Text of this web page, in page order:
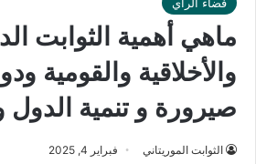
ماهي أهمية الثوابت
والأخلاقية والقومية
صيرورة و تنمية
الثوابت الموريتاني فبراير 4, 2025